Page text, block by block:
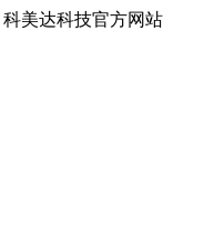
科美达科技官方网站